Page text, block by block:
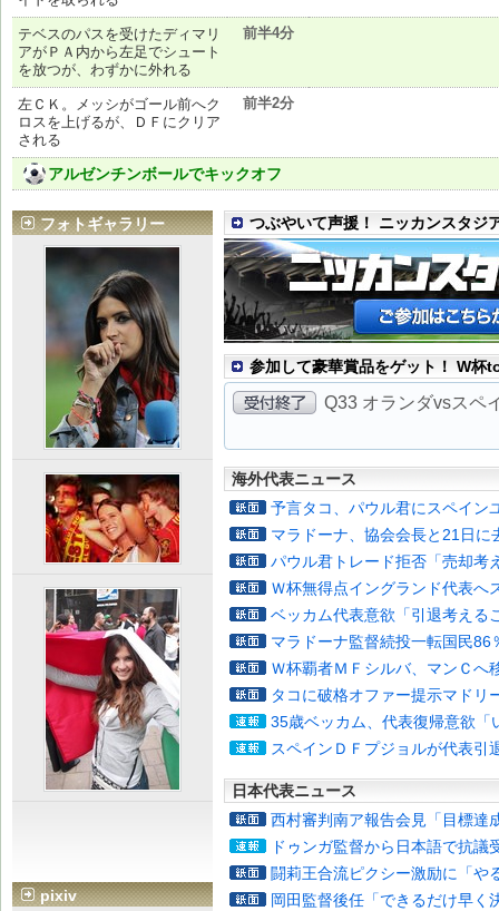
テベスのパスを受けたディマリ
アがＰＡ内から左足でシュート
を放つが、わずかに外れる
前半4分
左ＣＫ。メッシがゴール前へク
ロスを上げるが、ＤＦにクリア
される
前半2分
アルゼンチンボールでキックオフ
つぶやいて声援！ ニッカンスタジ
参加して豪華賞品をゲット！ W杯
Q33 オランダvsスペ
海外代表ニュース
予言タコ、パウル君にスペイン
マラドーナ、協会会長と21日に
パウル君トレード拒否「売却考
Ｗ杯無得点イングランド代表へ
ベッカム代表意欲「引退考える
マラドーナ監督続投一転国民86
Ｗ杯覇者ＭＦシルバ、マンＣへ
タコに破格オファー提示マドリ
35歳ベッカム、代表復帰意欲「
スペインＤＦプジョルが代表引
日本代表ニュース
西村審判南ア報告会見「目標達
ドゥンガ監督から日本語で抗議
闘莉王合流ピクシー激励に「や
岡田監督後任「できるだけ早く
フォトギャラリー
pixiv